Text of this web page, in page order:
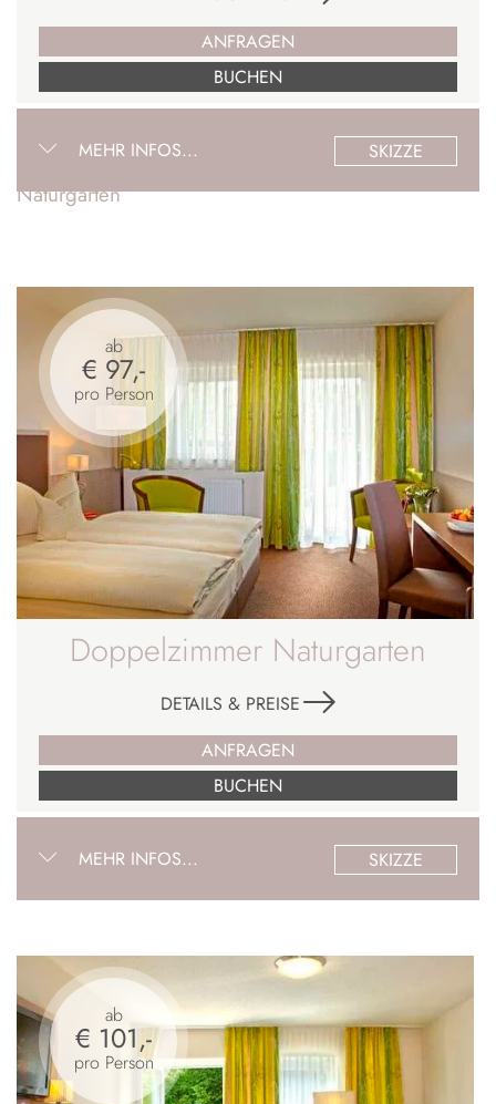
MEHR INFOS... SKIZZE
ANFRAGEN
BUCHEN
Naturgarten
Doppelzimmer Naturgarten
ab
€ 97,-
pro Person
MEHR INFOS... SKIZZE
DETAILS & PREISE
ANFRAGEN
BUCHEN
ab
€ 101,-
pro Person